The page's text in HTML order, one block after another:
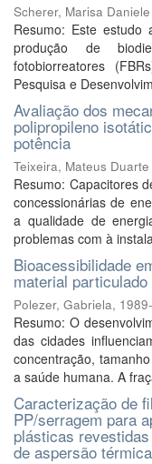
Scherer, Marisa Daniele
Resumo: Este estudo
produção de
fotobiorreatores
Pesquisa e
Avaliação dos
polipropileno
potência
Teixeira, Mateus Duarte
Resumo: Capacitores
concessionárias de
a qualidade de
problemas com à
Bioacessibilidade
material
Polezer, Gabriela, 1989-
Resumo: O
das cidades
concentração,
a saúde humana. A
Caracterização de
PP/serragem para
plásticas
de aspersão térmica